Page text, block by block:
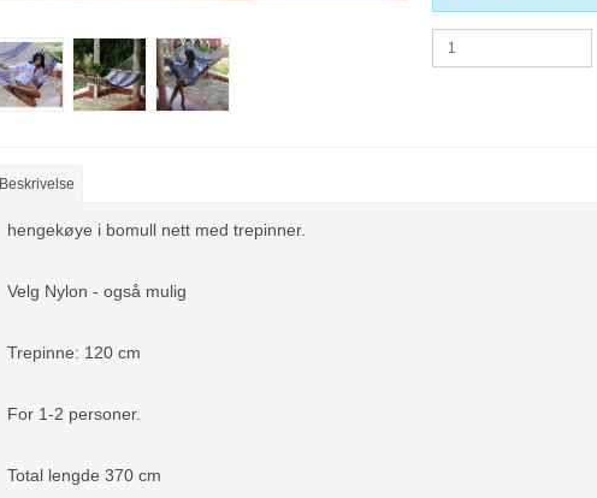
Beskrivelse
hengekøye i bomull nett med trepinner.
Velg Nylon - også mulig
Trepinne: 120 cm
For 1-2 personer.
Total lengde 370 cm